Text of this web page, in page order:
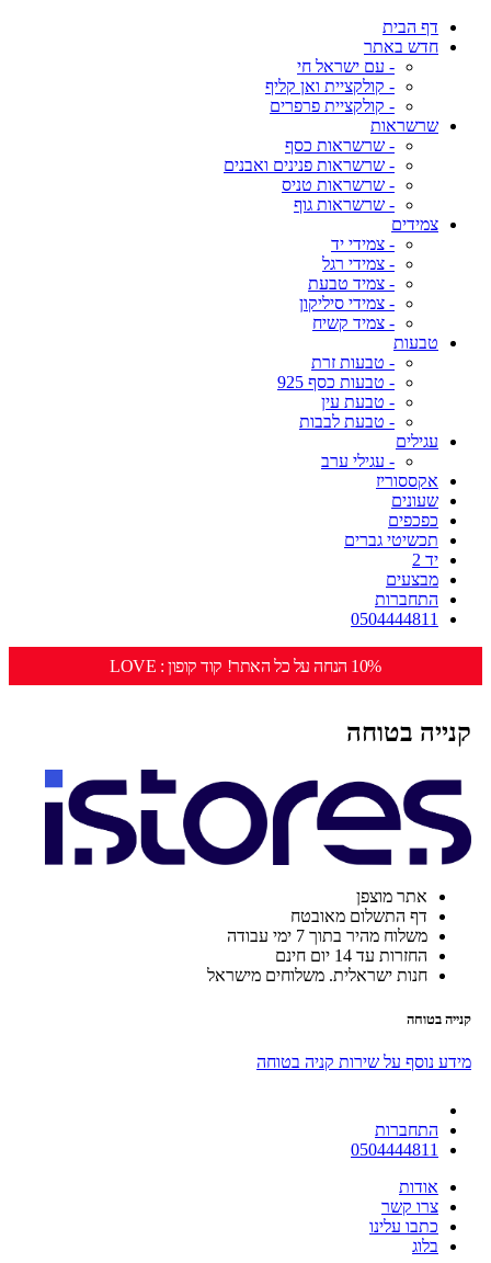
דף הבית
חדש באתר
- עם ישראל חי
- קולקציית ואן קליף
- קולקציית פרפרים
שרשראות
- שרשראות כסף
- שרשראות פנינים ואבנים
- שרשראות טניס
- שרשראות גוף
צמידים
- צמידי יד
- צמידי רגל
- צמיד טבעת
- צמידי סיליקון
- צמיד קשיח
טבעות
- טבעות זרת
- טבעות כסף 925
- טבעת עין
- טבעת לבבות
עגילים
- עגילי ערב
אקססוריז
שעונים
כפכפים
תכשיטי גברים
יד 2
מבצעים
התחברות
0504444811
10% הנחה על כל האתר! קוד קופון : LOVE
קנייה בטוחה
אתר מוצפן
דף התשלום מאובטח
משלוח מהיר בתוך 7 ימי עבודה
החזרות עד 14 יום חינם
חנות ישראלית. משלוחים מישראל
קנייה בטוחה
מידע נוסף על שירות קניה בטוחה
התחברות
0504444811
אודות
צרו קשר
כתבו עלינו
בלוג